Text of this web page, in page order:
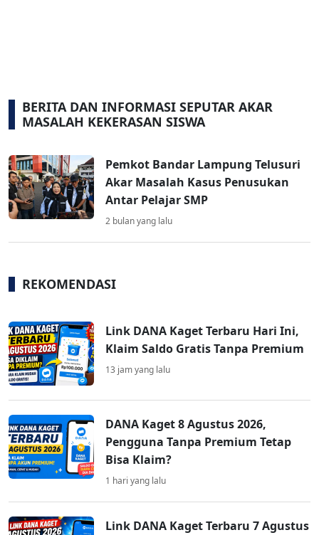
BERITA DAN INFORMASI SEPUTAR AKAR
MASALAH KEKERASAN SISWA
Pemkot Bandar Lampung Telusuri
Akar Masalah Kasus Penusukan
Antar Pelajar SMP
2 bulan yang lalu
REKOMENDASI
Link DANA Kaget Terbaru Hari Ini,
Klaim Saldo Gratis Tanpa Premium
13 jam yang lalu
DANA Kaget 8 Agustus 2026,
Pengguna Tanpa Premium Tetap
Bisa Klaim?
1 hari yang lalu
Link DANA Kaget Terbaru 7 Agustus